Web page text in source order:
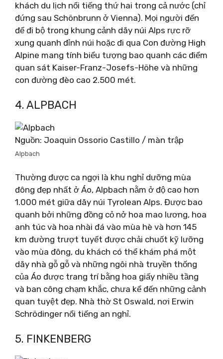
khách du lịch nổi tiếng thứ hai trong cả nước (chỉ
đứng sau Schönbrunn ở Vienna). Mọi người đến
để đi bộ trong khung cảnh dãy núi Alps rực rỡ
xung quanh đỉnh núi hoặc đi qua Con đường High
Alpine mang tính biểu tượng bao quanh các điểm
quan sát Kaiser-Franz-Josefs-Höhe và những
con đường đèo cao 2.500 mét.
4. ALPBACH
Nguồn: Joaquin Ossorio Castillo / màn trập
Alpbach
Thường được ca ngợi là khu nghỉ dưỡng mùa
đông đẹp nhất ở Áo, Alpbach nằm ở độ cao hơn
1.000 mét giữa dãy núi Tyrolean Alps. Được bao
quanh bởi những đồng cỏ nở hoa mao lương, hoa
anh túc và hoa nhài đá vào mùa hè và hơn 145
km đường trượt tuyết được chải chuốt kỹ lưỡng
vào mùa đông, du khách có thể khám phá một
dãy nhà gỗ gỗ và những ngôi nhà truyền thống
của Áo được trang trí bằng hoa giấy nhiều tầng
và ban công chạm khắc, chưa kể đến những cảnh
quan tuyệt đẹp. Nhà thờ St Oswald, nơi Erwin
Schrödinger nổi tiếng an nghỉ.
5. FINKENBERG